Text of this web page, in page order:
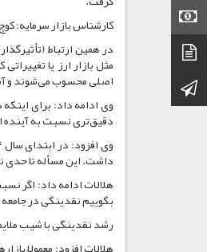
قیمت سکه
دیتاشیت
کانال تلگرام
کارشناس بازار سرمایه:
در همین ارتباط
مثل بازار ارز یا
اصلی محسوب می‌شوند و
وی ادامه داد: برای
دقیق‌تری نسبت به آینده
داشت. این مسأله تا حدی ناشی از
هلالات ادامه داد: اگر
بگوییم نقدینگی در جامعه
رشد نقدینگی با شیب